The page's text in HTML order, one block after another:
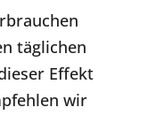
täglichen
Effekt
wir